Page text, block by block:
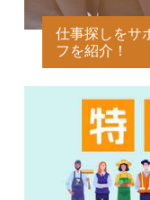
仕事探しをサ
フを紹介！